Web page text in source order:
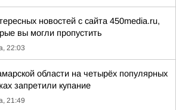
новостей с сайта 450media.ru,
вы могли пропустить
22:03
области на четырёх популярных
запретили купание
21:49